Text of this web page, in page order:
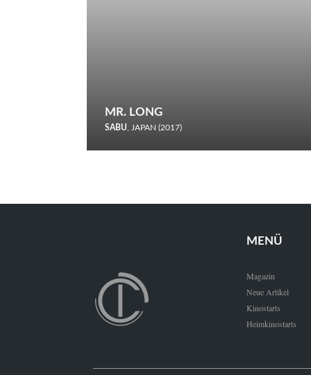
MR. LONG
SABU, JAPAN (2017)
den Wettbewerb.
MENÜ
Magazin
Neue Artikel
Kinostarts
Heimkinostarts